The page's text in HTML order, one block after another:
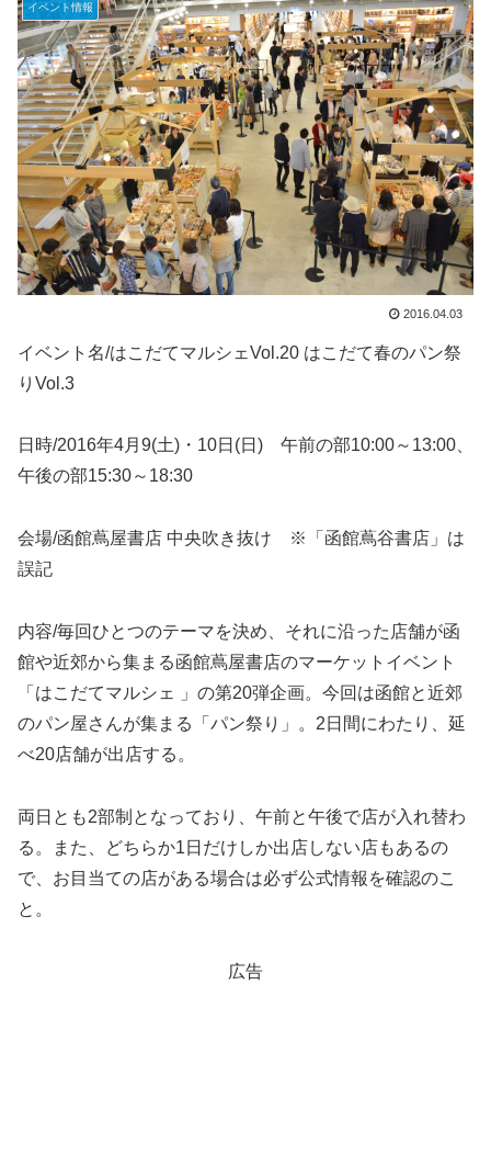
イベント情報
2016.04.03
イベント名/はこだてマルシェVol.20 はこだて春のパン祭
りVol.3
日時/2016年4月9(土)・10日(日) 午前の部10:00～13:00、
午後の部15:30～18:30
会場/函館蔦屋書店 中央吹き抜け ※「函館蔦谷書店」は
誤記
内容/毎回ひとつのテーマを決め、それに沿った店舗が函
館や近郊から集まる函館蔦屋書店のマーケットイベント
「はこだてマルシェ 」の第20弾企画。今回は函館と近郊
のパン屋さんが集まる「パン祭り」。2日間にわたり、延
べ20店舗が出店する。
両日とも2部制となっており、午前と午後で店が入れ替わ
る。また、どちらか1日だけしか出店しない店もあるの
で、お目当ての店がある場合は必ず公式情報を確認のこ
と。
広告